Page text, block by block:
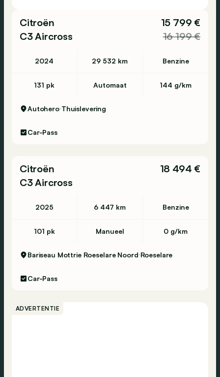
Citroën
C3 Aircross
15 799 €
16 199 €
2024 29 532 km Benzine
131 pk Automaat 144 g/km
Autohero Thuislevering
Car-Pass
Citroën
C3 Aircross
18 494 €
2025 6 447 km Benzine
101 pk Manueel 0 g/km
Bariseau Mottrie Roeselare Noord Roeselare
Car-Pass
ADVERTENTIE